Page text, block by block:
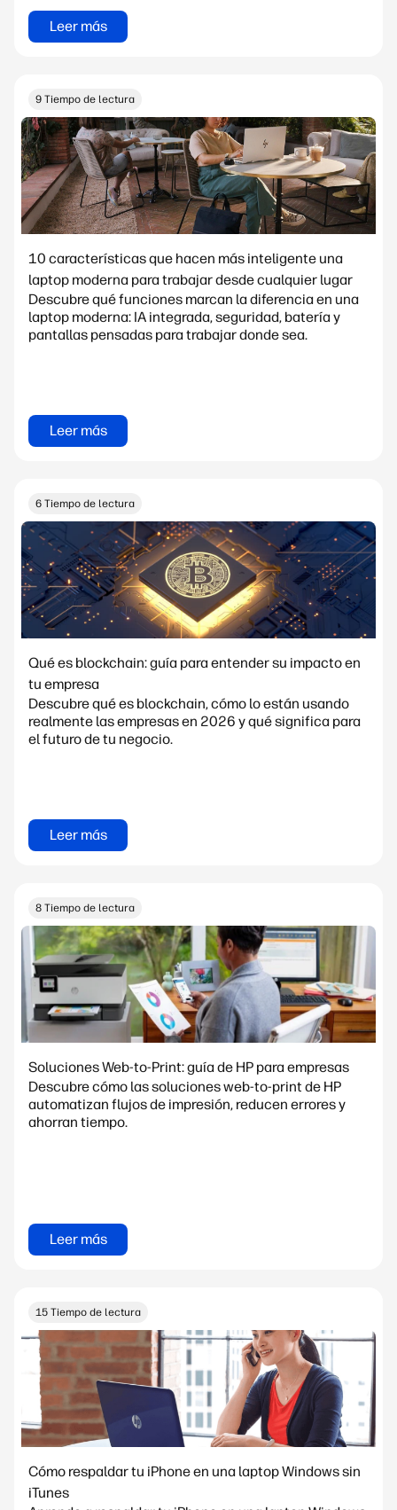
Leer más
9 Tiempo de lectura
10 características que hacen más inteligente una
laptop moderna para trabajar desde cualquier lugar
Descubre qué funciones marcan la diferencia en una
laptop moderna: IA integrada, seguridad, batería y
pantallas pensadas para trabajar donde sea.
Leer más
6 Tiempo de lectura
Qué es blockchain: guía para entender su impacto en
tu empresa
Descubre qué es blockchain, cómo lo están usando
realmente las empresas en 2026 y qué significa para
el futuro de tu negocio.
Leer más
8 Tiempo de lectura
Soluciones Web-to-Print: guía de HP para empresas
Descubre cómo las soluciones web-to-print de HP
automatizan flujos de impresión, reducen errores y
ahorran tiempo.
Leer más
15 Tiempo de lectura
Cómo respaldar tu iPhone en una laptop Windows sin
iTunes